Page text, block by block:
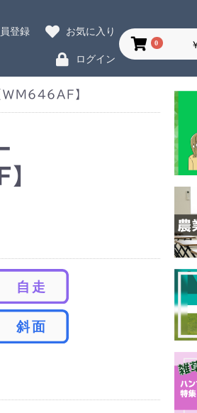
登録 お気に入り
ログイン
0
WM646AF】